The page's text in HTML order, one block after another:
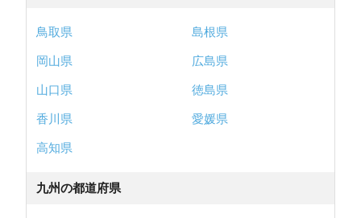
鳥取県
島根県
岡山県
広島県
山口県
徳島県
香川県
愛媛県
高知県
九州の都道府県